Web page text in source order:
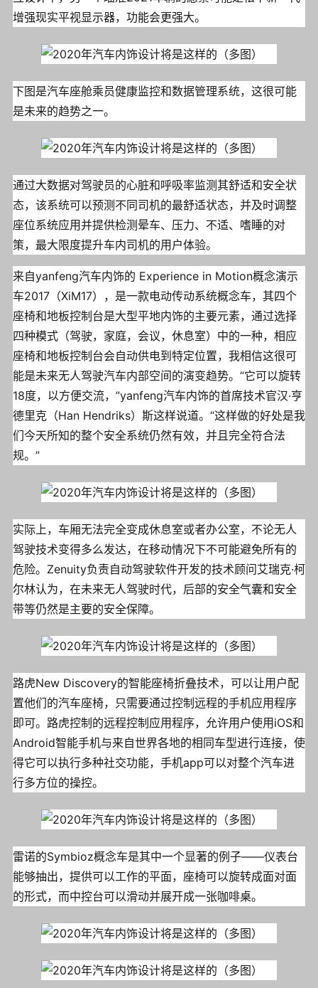
增强现实平视显示器，功能会更强大。
下图是汽车座舱乘员健康监控和数据管理系统，这很可能
是未来的趋势之一。
通过大数据对驾驶员的心脏和呼吸率监测其舒适和安全状
态，该系统可以预测不同司机的最舒适状态，并及时调整
座位系统应用并提供检测晕车、压力、不适、嗜睡的对
策，最大限度提升车内司机的用户体验。
来自yanfeng汽车内饰的 Experience in Motion概念演示
车2017（XiM17），是一款电动传动系统概念车，其四个
座椅和地板控制台是大型平地内饰的主要元素，通过选择
四种模式（驾驶，家庭，会议，休息室）中的一种，相应
座椅和地板控制台会自动供电到特定位置，我相信这很可
能是未来无人驾驶汽车内部空间的演变趋势。“它可以旋转
18度，以方便交流，”yanfeng汽车内饰的首席技术官汉·亨
德里克（Han Hendriks）斯这样说道。“这样做的好处是我
们今天所知的整个安全系统仍然有效，并且完全符合法
规。”
实际上，车厢无法完全变成休息室或者办公室，不论无人
驾驶技术变得多么发达，在移动情况下不可能避免所有的
危险。Zenuity负责自动驾驶软件开发的技术顾问艾瑞克·柯
尔林认为，在未来无人驾驶时代，后部的安全气囊和安全
带等仍然是主要的安全保障。
路虎New Discovery的智能座椅折叠技术，可以让用户配
置他们的汽车座椅，只需要通过控制远程的手机应用程序
即可。路虎控制的远程控制应用程序，允许用户使用iOS和
Android智能手机与来自世界各地的相同车型进行连接，使
得它可以执行多种社交功能，手机app可以对整个汽车进
行多方位的操控。
雷诺的Symbioz概念车是其中一个显著的例子——仪表台
能够抽出，提供可以工作的平面，座椅可以旋转成面对面
的形式，而中控台可以滑动并展开成一张咖啡桌。